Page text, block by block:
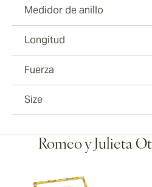
Medidor de anillo
Longitud
Fuerza
Size
Romeo y Julieta